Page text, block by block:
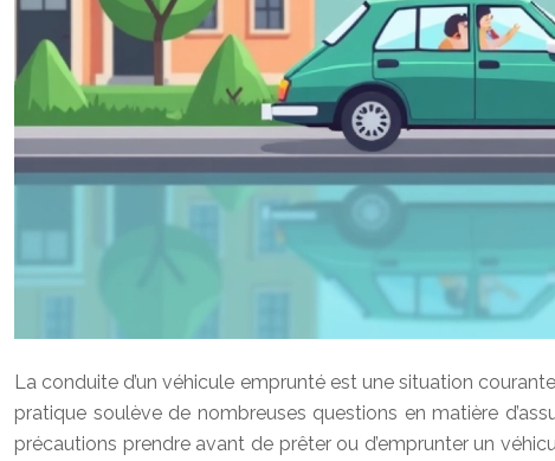
La conduite d’un véhicule emprunté est une situation
pratique soulève de nombreuses questions en matière
précautions prendre avant de prêter ou d’emprunter un